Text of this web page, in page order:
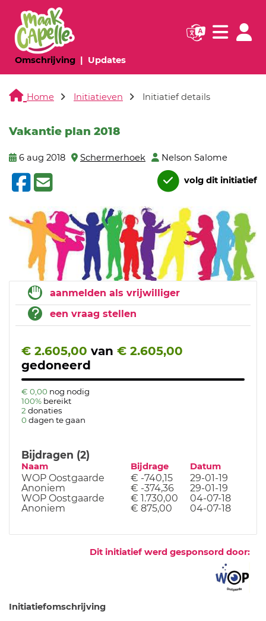
Omschrijving(huidige pagina)
Updates(huidige pagina)
Navigatie
Home Initiatieven Initiatief details
Vakantie plan 2018
6 aug 2018 Schermerhoek Nelson Salome
volg dit initiatief
aanmelden als vrijwilliger
een vraag stellen
€ 2.605,00 van € 2.605,00
gedoneerd
€ 0,00 nog nodig
100% bereikt
2 donaties
0 dagen te gaan
Bijdragen (2)
Naam Bijdrage Datum
WOP Oostgaarde € -740,15
29-01-19
Anoniem
€ -374,36
29-01-19
WOP Oostgaarde
€ 1.730,00
04-07-18
Anoniem
€ 875,00 04-07-18
Dit initiatief werd gesponsord door:
Initiatiefomschrijving